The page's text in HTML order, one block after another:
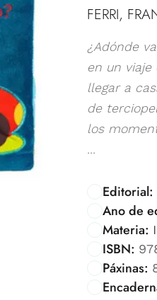
FERRI,
¿Adónde
en un
llegar a
de
los
...
Editorial:
Ano de
Materia:
ISBN:
Páxinas: